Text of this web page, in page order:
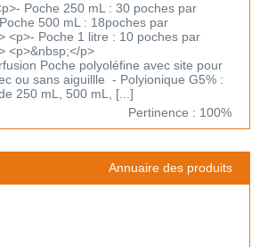
Poche 250 mL : 30 poches par
500 mL : 18poches par
<p>- Poche 1 litre : 10 poches par
<p>&nbsp;</p>
Poche polyoléfine avec site pour
ou sans aiguillle - Polyionique G5% :
250 mL, 500 mL, [...]
Pertinence : 100%
Annuaire des produits